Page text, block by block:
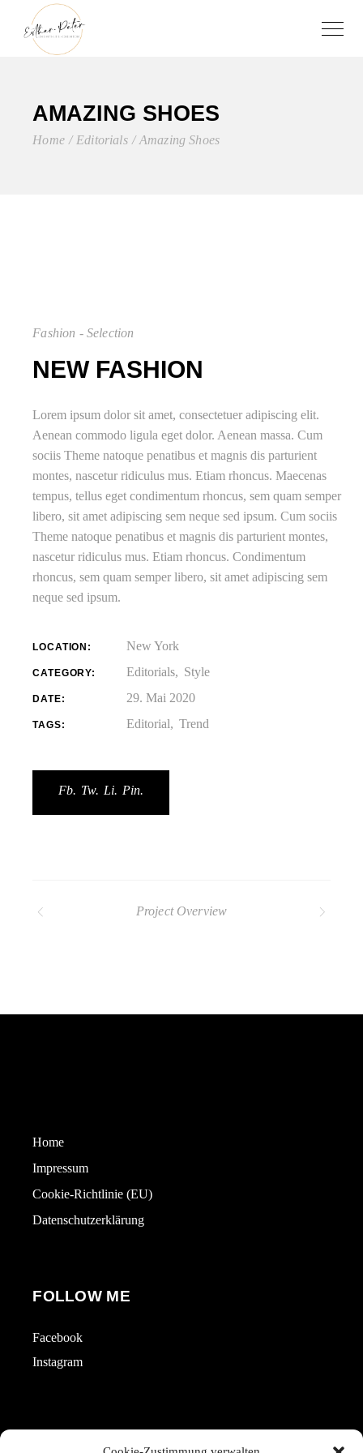
AMAZING SHOES
Home Editorials Amazing Shoes
Fashion - Selection
NEW FASHION
Lorem ipsum dolor sit amet, consectetuer adipiscing elit.
Aenean commodo ligula eget dolor. Aenean massa. Cum
sociis Theme natoque penatibus et magnis dis parturient
montes, nascetur ridiculus mus. Etiam rhoncus. Maecenas
tempus, tellus eget condimentum rhoncus, sem quam semper
libero, sit amet adipiscing sem neque sed ipsum. Cum sociis
Theme natoque penatibus et magnis dis parturient montes,
nascetur ridiculus mus. Etiam rhoncus. Condimentum
rhoncus, sem quam semper libero, sit amet adipiscing sem
neque sed ipsum.
LOCATION: New York
CATEGORY: Editorials Style
DATE: 29. Mai 2020
TAGS: Editorial Trend
Fb. Tw. Li. Pin.
Project Overview
Home
Impressum
Cookie-Richtlinie (EU)
Datenschutzerklärung
FOLLOW ME
Facebook
Instagram